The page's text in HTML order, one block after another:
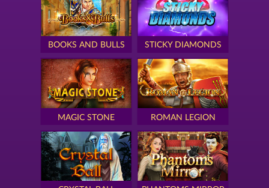
BOOKS AND BULLS STICKY DIAMONDS
MAGIC STONE ROMAN LEGION